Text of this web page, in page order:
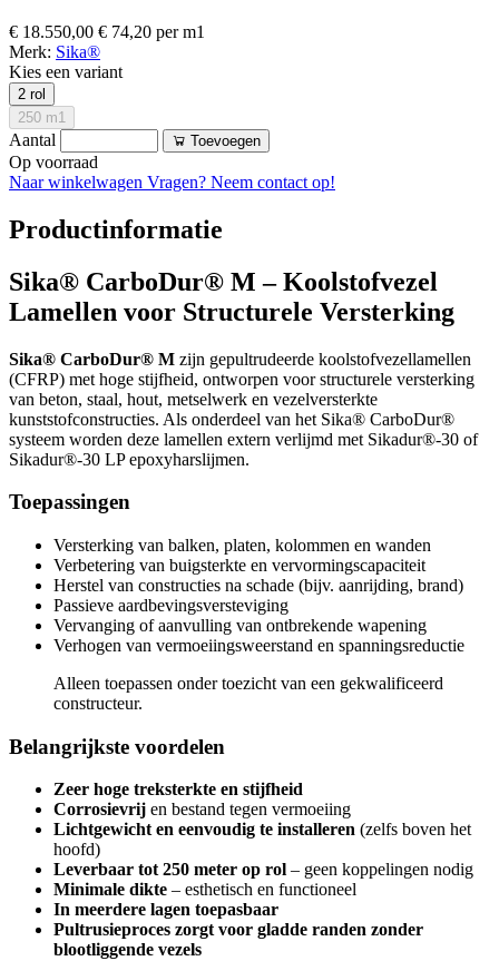
€ 18.550,00 € 74,20 per m1
Merk: Sika®
Kies een variant
2 rol
250 m1
Aantal Toevoegen
Op voorraad
Naar winkelwagen Vragen? Neem contact op!
Productinformatie
Sika® CarboDur® M – Koolstofvezel
Lamellen voor Structurele Versterking
Sika® CarboDur® M zijn gepultrudeerde koolstofvezellamellen
(CFRP) met hoge stijfheid, ontworpen voor structurele versterking
van beton, staal, hout, metselwerk en vezelversterkte
kunststofconstructies. Als onderdeel van het Sika® CarboDur®
systeem worden deze lamellen extern verlijmd met Sikadur®-30 of
Sikadur®-30 LP epoxyharslijmen.
Toepassingen
Versterking van balken, platen, kolommen en wanden
Verbetering van buigsterkte en vervormingscapaciteit
Herstel van constructies na schade (bijv. aanrijding, brand)
Passieve aardbevingsversteviging
Vervanging of aanvulling van ontbrekende wapening
Verhogen van vermoeiingsweerstand en spanningsreductie
Alleen toepassen onder toezicht van een gekwalificeerd
constructeur.
Belangrijkste voordelen
Zeer hoge treksterkte en stijfheid
Corrosievrij en bestand tegen vermoeiing
Lichtgewicht en eenvoudig te installeren (zelfs boven het
hoofd)
Leverbaar tot 250 meter op rol – geen koppelingen nodig
Minimale dikte – esthetisch en functioneel
In meerdere lagen toepasbaar
Pultrusieproces zorgt voor gladde randen zonder
blootliggende vezels